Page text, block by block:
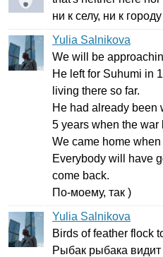
ни к селу, ни к городу
Yulia Salnikova
We will be
He left for Suhumi in
living there so far.
He had already been
5 years when the war
We came home when
Everybody will have
come back.
По-моему, так )
Yulia Salnikova
Birds of feather flock
Рыбак рыбака видит